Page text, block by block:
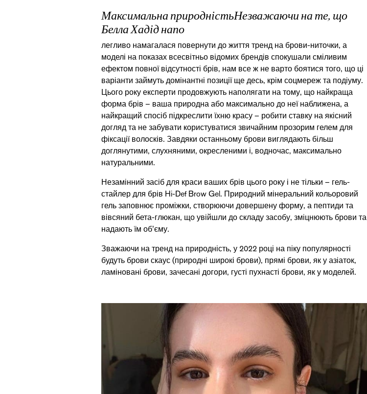
Максимальна природністьНезважаючи на те, що
Белла Хадід напо
легливо намагалася повернути до життя тренд на брови-ниточки, а
моделі на показах всесвітньо відомих брендів спокушали сміливим
ефектом повної відсутності брів, нам все ж не варто боятися того, що ці
варіанти займуть домінантні позиції ще десь, крім соцмереж та подіуму.
Цього року експерти продовжують наполягати на тому, що найкраща
форма брів – ваша природна або максимально до неї наближена, а
найкращий спосіб підкреслити їхню красу – робити ставку на якісний
догляд та не забувати користуватися звичайним прозорим гелем для
фіксації волосків. Завдяки останньому брови виглядають більш
доглянутими, слухняними, окресленими і, водночас, максимально
натуральними.
Незамінний засіб для краси ваших брів цього року і не тільки – гель-
стайлер для брів Hi-Def Brow Gel . Природний мінеральний кольоровий
гель заповнює проміжки, створюючи довершену форму, а пептиди та
вівсяний бета-глюкан, що увійшли до складу засобу, зміцнюють брови та
надають їм об’єму.
Зважаючи на тренд на природність, у 2022 році на піку популярності
будуть брови скаус (природні широкі брови), прямі брови, як у азіаток,
ламіновані брови, зачесані догори, густі пухнасті брови, як у моделей.